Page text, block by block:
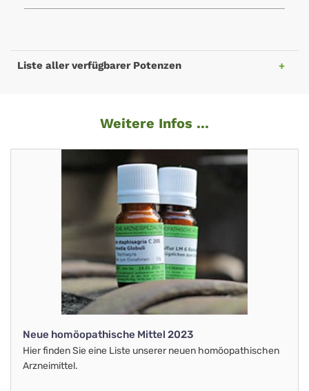
Liste aller verfügbarer Potenzen
Weitere Infos ...
Neue homöopathische Mittel 2023
Hier finden Sie eine Liste unserer neuen homöopathischen
Arzneimittel.